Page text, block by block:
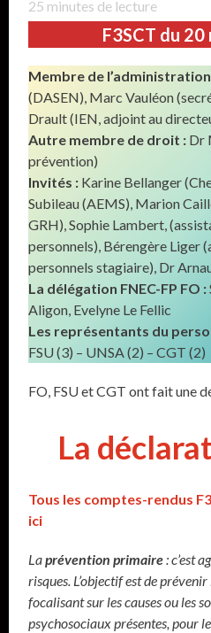
25 minutes de lecture
F3SCT du
Membre de
(DASEN), Marc Vauléon
Drault (IEN, adjoint au
Autre membre de droit : Dr
prévention)
Invités : Karine Bellanger
Subileau (AEMS), Marion
GRH), Sophie Lambert,
personnels), Bérengère Liger
personnels stagiaire), Dr
La délégation FNEC-FP FO :
Aligon, Evelyne Le Fellic
Les représentants du
FSU (3) – UNSA (2) – CGT (2)
FO, FSU et CGT ont fait une
La
Tous les comptes-rendus
ici
Laprévention primaire: c’est
risques. L’objectif est de
focalisant sur les causes ou les
psychosociaux présentes, pour